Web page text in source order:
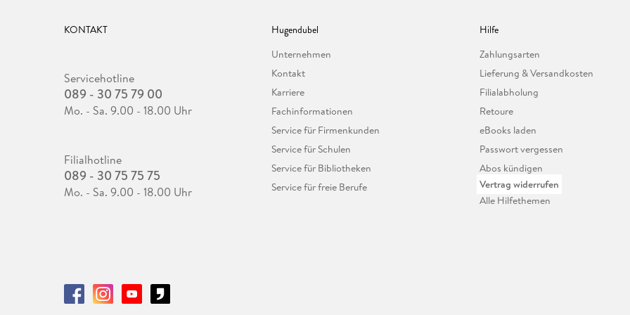
KONTAKT
Servicehotline
089 - 30 75 79 00
Mo. - Sa. 9.00 - 18.00 Uhr
Filialhotline
089 - 30 75 75 75
Mo. - Sa. 9.00 - 18.00 Uhr
Hugendubel
Unternehmen
Kontakt
Karriere
Fachinformationen
Service für Firmenkunden
Service für Schulen
Service für Bibliotheken
Service für freie Berufe
Hilfe
Zahlungsarten
Lieferung & Versandkosten
Filialabholung
Retoure
eBooks laden
Passwort vergessen
Abos kündigen
Vertrag widerrufen
Alle Hilfethemen